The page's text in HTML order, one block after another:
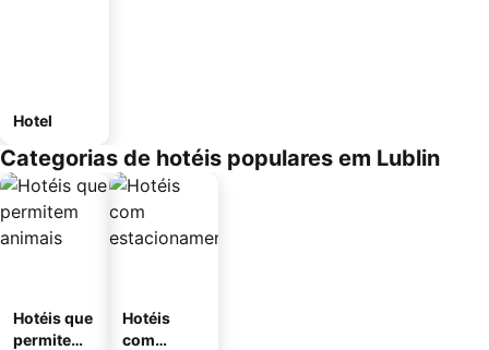
Hotel
Categorias de hotéis populares em Lublin
Hotéis que
permitem
Hotéis
com